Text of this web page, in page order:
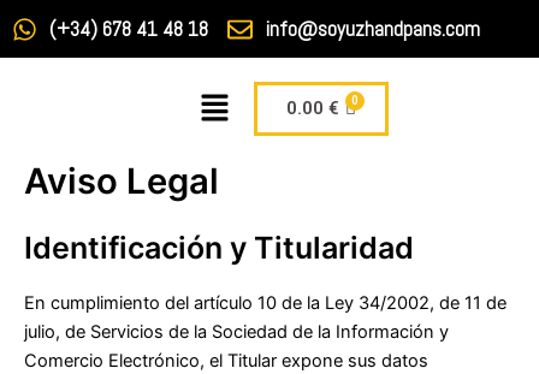
(+34) 678 41 48 18 info@soyuzhandpans.com
Menú 0.00 € Carrito
Aviso Legal
Identificación y Titularidad
En cumplimiento del artículo 10 de la Ley 34/2002, de 11 de
julio, de Servicios de la Sociedad de la Información y
Comercio Electrónico, el Titular expone sus datos